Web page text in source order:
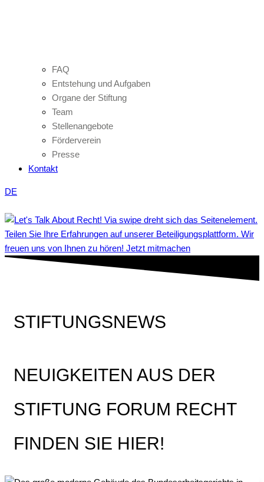
FAQ
Entstehung und Aufgaben
Organe der Stiftung
Team
Stellenangebote
Förderverein
Presse
Kontakt
DE
Teilen Sie Ihre Erfahrungen auf unserer Beteiligungsplattform. Wir
freuen uns von Ihnen zu hören! Jetzt mitmachen
STIFTUNGSNEWS
NEUIGKEITEN AUS DER
STIFTUNG FORUM RECHT
FINDEN SIE HIER!